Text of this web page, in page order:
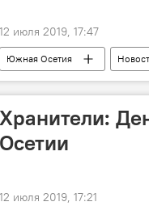
12 июля 2019, 17:47
Южная Осетия
Хранители:
Осетии
12 июля 2019, 17:21